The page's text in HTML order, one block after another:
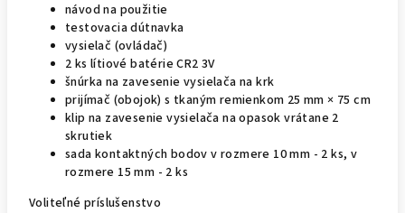
návod na použitie
testovacia dútnavka
vysielač (ovládač)
2 ks lítiové batérie CR2 3V
šnúrka na zavesenie vysielača na krk
prijímač (obojok) s tkaným remienkom 25 mm × 75 cm
klip na zavesenie vysielača na opasok vrátane 2
skrutiek
sada kontaktných bodov v rozmere 10 mm - 2 ks, v
rozmere 15 mm - 2 ks
Voliteľné príslušenstvo